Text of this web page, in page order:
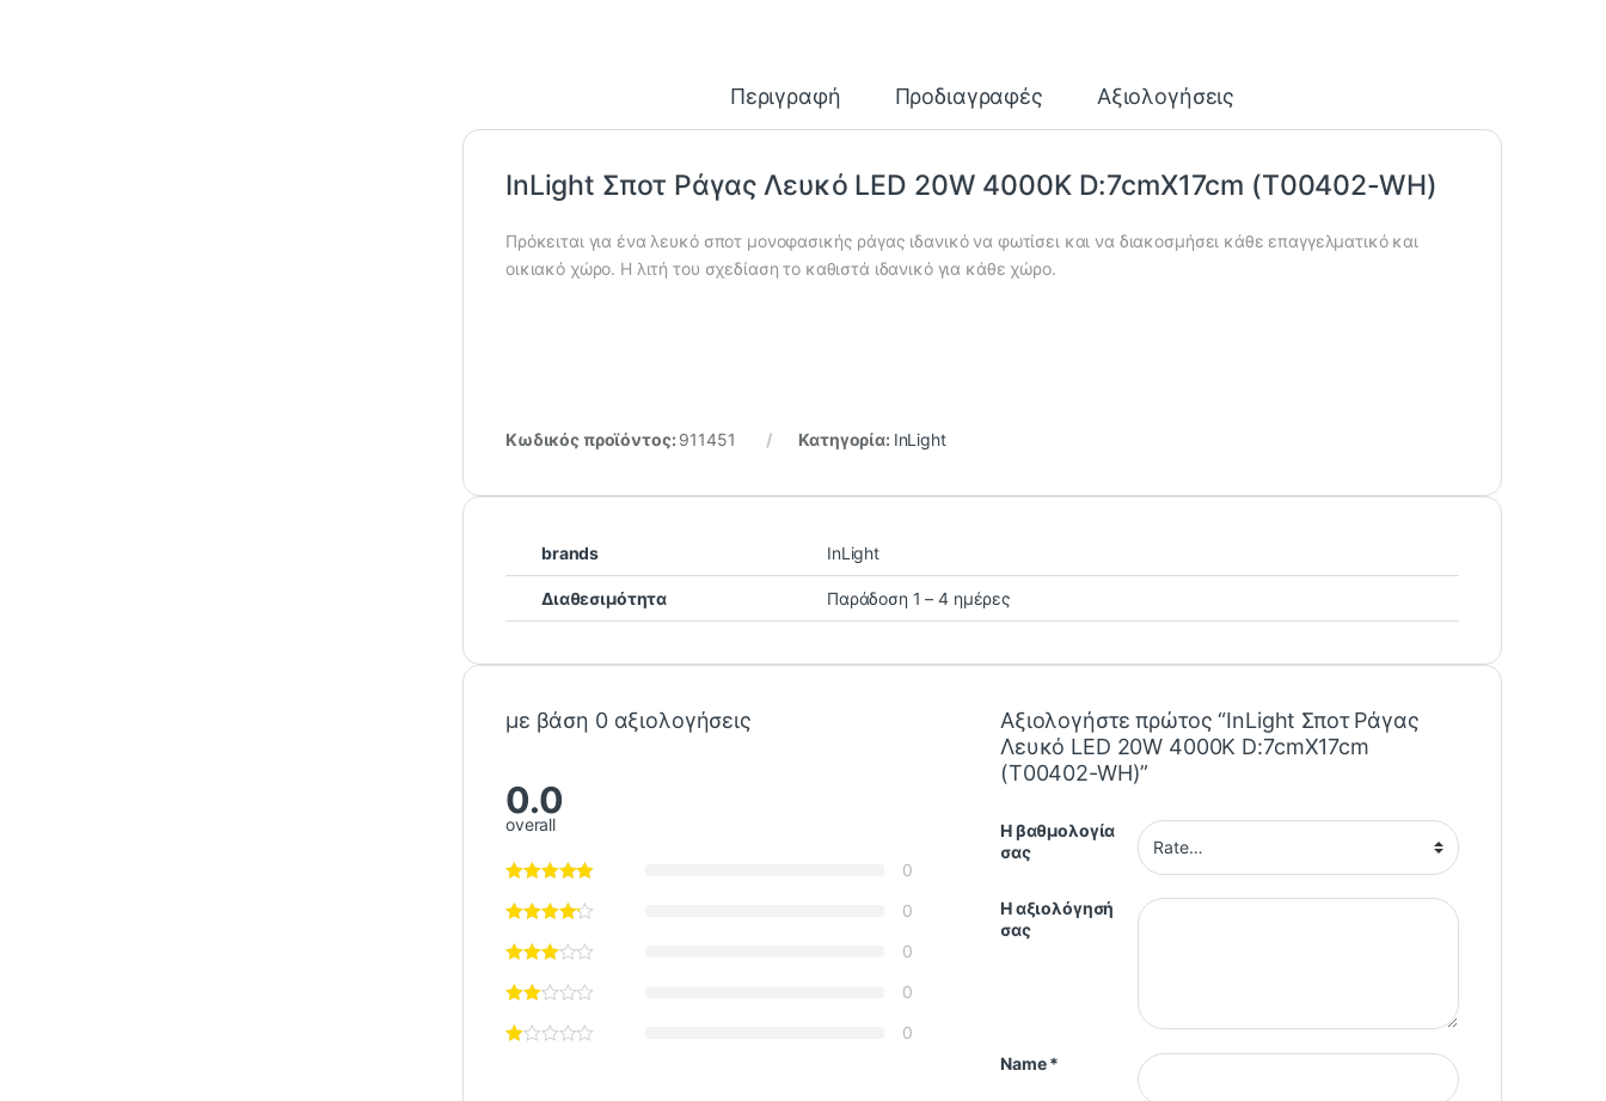
Περιγραφή Προδιαγραφές Αξιολογήσεις
InLight Σποτ Ράγας Λευκό LED 20W 4000K D:7cmX17cm (T00402-WH)
Πρόκειται για ένα λευκό σποτ μονοφασικής ράγας ιδανικό να φωτίσει και να διακοσμήσει κάθε επαγγελματικό και
οικιακό χώρο. Η λιτή του σχεδίαση το καθιστά ιδανικό για κάθε χώρο.
Κωδικός προϊόντος: 911451 Κατηγορία: InLight
brands InLight
Διαθεσιμότητα Παράδοση 1 – 4 ημέρες
με βάση 0 αξιολογήσεις
0.0
overall
0
0
0
0
0
Αξιολογήστε πρώτος “InLight Σποτ Ράγας
Λευκό LED 20W 4000K D:7cmX17cm
(T00402-WH)”
Η βαθμολογία
σας
Η αξιολόγησή
σας
Name*